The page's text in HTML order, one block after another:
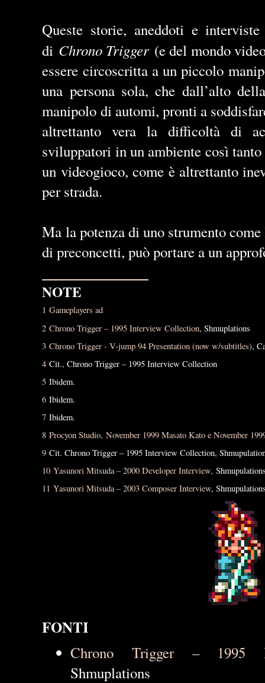
Queste storie, aneddoti e
di Chrono Trigger(e del mondo
essere circoscritta a un piccolo
una persona sola, che dall’alto
manipolo di automi, pronti a
altrettanto vera la difficoltà di
sviluppatori in un ambiente così
un videogioco, come è altrettanto
per strada.
Ma la potenza di uno strumento
di preconcetti, può portare a un
NOTE
1 Gameplayers ad
2 Chrono Trigger – 1995 Interview Collection, Shmuplations
3 Chrono Trigger - V-jump 94 Presentation (now w/subtitles),
4 Cit., Chrono Trigger – 1995 Interview Collection
5 Ibidem.
6 Ibidem.
7 Ibidem.
8 Procyon Studio, November 1999 Masato Kato e November
9 Cit. Chrono Trigger – 1995 Interview Collection,
10 Yasunori Mitsuda – 2000 Developer Interview,
11 Yasunori Mitsuda – 2003 Composer Interview,
FONTI
Chrono Trigger – 1995
Shmuplations